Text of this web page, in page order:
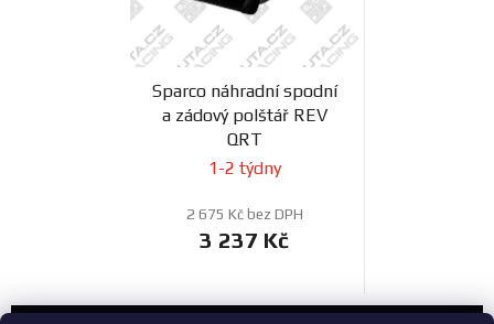
Sparco náhradní spodní
a zádový polštář REV
QRT
1-2 týdny
2 675 Kč bez DPH
3 237 Kč